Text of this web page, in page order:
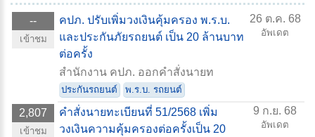
--
เข้าชม
คปภ. ปรับเพิ่มวงเงินคุ้มครอง พ.ร.บ.
และประกันภัยรถยนต์ เป็น 20 ล้านบาท
ต่อครั้ง
26 ต.ค. 68
อัพเดต
สำนักงาน คปภ. ออกคำสั่งนายท
ประกันรถยนต์ พ.ร.บ. รถยนต์
2,807
เข้าชม
คำสั่งนายทะเบียนที่ 51/2568 เพิ่ม
วงเงินความคุ้มครองต่อครั้งเป็น 20
9 ก.ย. 68
อัพเดต